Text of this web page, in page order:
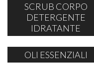
SCRUB CORPO
DETERGENTE
IDRATANTE
OLI ESSENZIALI